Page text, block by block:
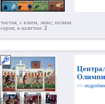
чистая, с клеем, люкс; полная
серия; в наличии: 2
>>